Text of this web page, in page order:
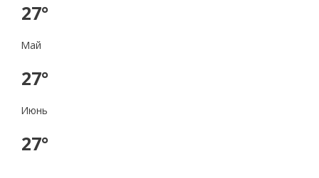
27°
Май
27°
Июнь
27°